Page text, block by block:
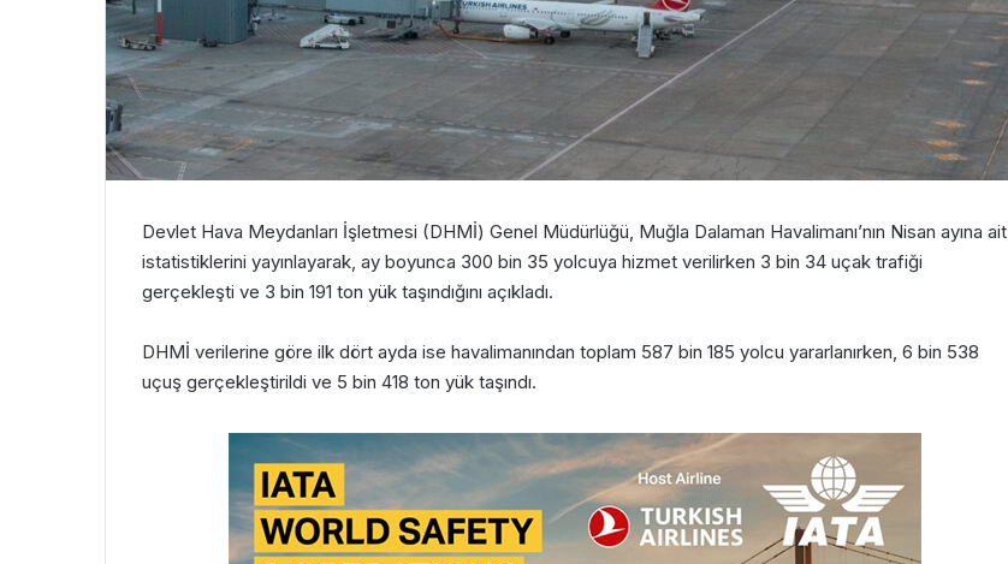
Devlet Hava Meydanları İşletmesi (DHMİ) Genel Müdürlüğü, Muğla Dalaman Havalimanı’nın Nisan ayına ait
istatistiklerini yayınlayarak, ay boyunca 300 bin 35 yolcuya hizmet verilirken 3 bin 34 uçak trafiği
gerçekleşti ve 3 bin 191 ton yük taşındığını açıkladı.
DHMİ verilerine göre ilk dört ayda ise havalimanından toplam 587 bin 185 yolcu yararlanırken, 6 bin 538
uçuş gerçekleştirildi ve 5 bin 418 ton yük taşındı.